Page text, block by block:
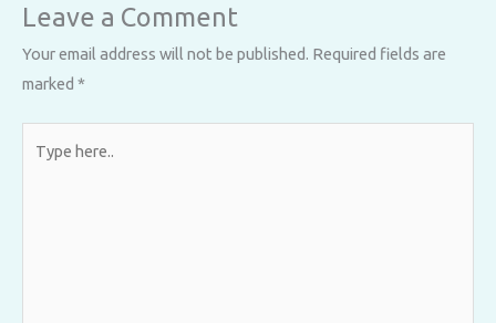
Leave a Comment
Your email address will not be published. Required fields are
marked *
here..